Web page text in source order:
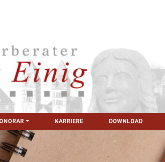
KARRIERE DOWNLOAD